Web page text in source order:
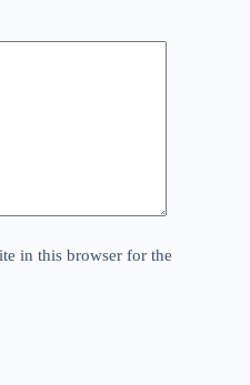
in this browser for the